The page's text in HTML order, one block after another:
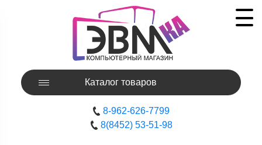
Каталог товаров
8-962-626-7799
8(8452) 53-51-98